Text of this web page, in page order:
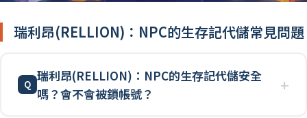
瑞利昂(RELLION)：NPC的生存記代儲常見問題
瑞利昂(RELLION)：NPC的生存記代儲安全
嗎？會不會被鎖帳號？